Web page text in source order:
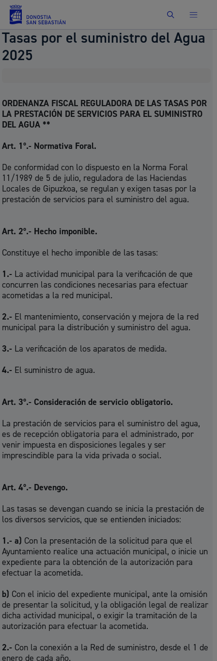
Buscar
Tasas por el suministro del Agua
2025
ORDENANZA FISCAL REGULADORA DE LAS TASAS POR
LA PRESTACIÓN DE SERVICIOS PARA EL SUMINISTRO
DEL AGUA **
Art. 1º.- Normativa Foral.
De conformidad con lo dispuesto en la Norma Foral
11/1989 de 5 de julio, reguladora de las Haciendas
Locales de Gipuzkoa, se regulan y exigen tasas por la
prestación de servicios para el suministro del agua.
Art. 2º.- Hecho imponible.
Constituye el hecho imponible de las tasas:
1.- La actividad municipal para la verificación de que
concurren las condiciones necesarias para efectuar
acometidas a la red municipal.
2.- El mantenimiento, conservación y mejora de la red
municipal para la distribución y suministro del agua.
3.- La verificación de los aparatos de medida.
4.- El suministro de agua.
Art. 3º.- Consideración de servicio obligatorio.
La prestación de servicios para el suministro del agua,
es de recepción obligatoria para el administrado, por
venir impuesta en disposiciones legales y ser
imprescindible para la vida privada o social.
Art. 4º.- Devengo.
Las tasas se devengan cuando se inicia la prestación de
los diversos servicios, que se entienden iniciados:
1.- a) Con la presentación de la solicitud para que el
Ayuntamiento realice una actuación municipal, o inicie un
expediente para la obtención de la autorización para
efectuar la acometida.
b) Con el inicio del expediente municipal, ante la omisión
de presentar la solicitud, y la obligación legal de realizar
dicha actividad municipal, o exigir la tramitación de la
autorización para efectuar la acometida.
2.- Con la conexión a la Red de suministro, desde el 1 de
enero de cada año.